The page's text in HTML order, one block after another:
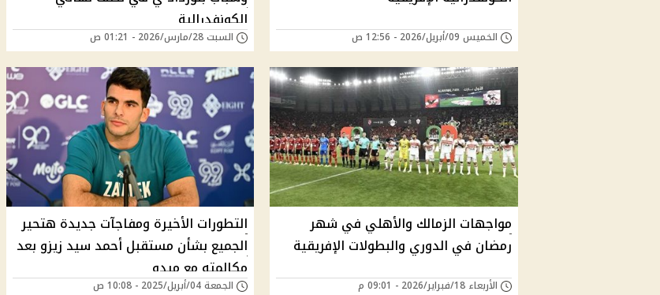
الخميس 09/أبريل/2026 - 12:56 ص
الكونفدرالية
السبت 28/مارس/2026 - 01:21 ص
مواجهات الزمالك والأهلي في شهر
رمضان في الدوري والبطولات الإفريقية
الأربعاء 18/فبراير/2026 - 09:01 م
التطورات الأخيرة ومفاجآت جديدة هتحير
الجميع بشأن مستقبل أحمد سيد زيزو بعد
مكالمته مع ميدو
الجمعة 04/أبريل/2025 - 10:08 ص